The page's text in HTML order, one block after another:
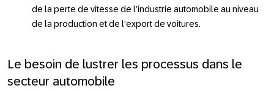
de la perte de vitesse de l’industrie automobile au niveau
de la production et de l’export de voitures.
Le besoin de lustrer les processus dans le
secteur automobile